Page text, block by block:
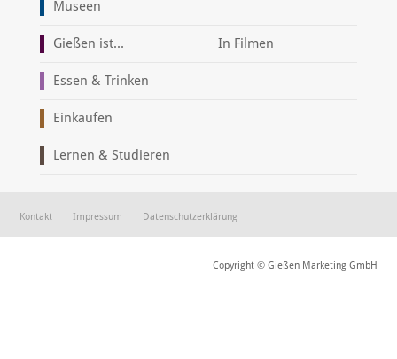
Museen
Gießen ist... In Filmen
Essen & Trinken
Einkaufen
Lernen & Studieren
Kontakt Impressum Datenschutzerklärung
Copyright © Gießen Marketing GmbH